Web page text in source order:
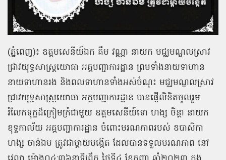
(ភ្នំពេញ)៖ ឧត្តមសេនីយ៍ឯក គឹម វណ្ណា នាយក មជ្ឈមណ្ឌលស្រាវ
ជ្រាវយុទ្ធសាស្ត្រយោធា អគ្គបញ្ជាការដ្ឋាន ព្រមទាំងនាយទាហាន
នាយទាហានរង និងពលទាហានទាំងអស់ចំណុះ មជ្ឈមណ្ឌលស្រាវ
ជ្រាវយុទ្ធសាស្ត្រយោធា អគ្គបញ្ជាការដ្ឋាន បានផ្ញើលិខិតចូលរួម
រំលែកទុក្ខដ៏ក្រៀមក្រំជាមួយ ឧត្ដមសេនីយ៍ទោ ហង្ស ចិន្ដា នាយក
ខុទ្ទកាល័យ អគ្គបញ្ជាការដ្ឋាន ចំពោះមរណភាពរបស់ ឧបាសិកា
ហង្ស ចាន់ឯម ត្រូវជាម្តាយបង្កើត ដែលបានទទួលមរណភាព នៅ